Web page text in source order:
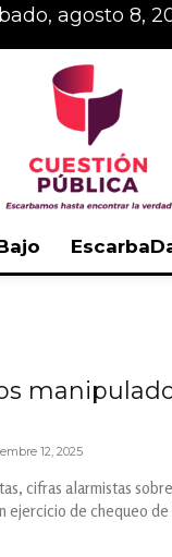
agosto 8,
12, 2025
cifras alarmistas
ejercicio de chequeo